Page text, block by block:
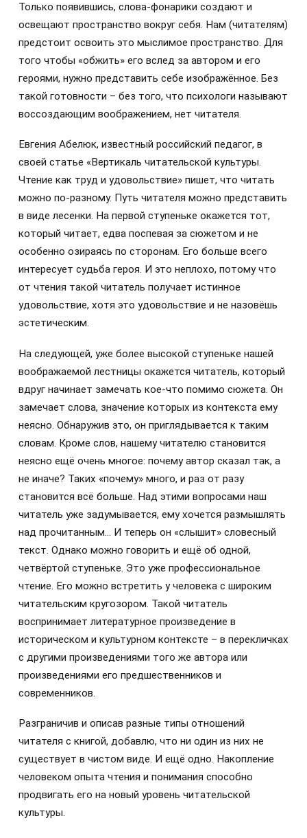
Только появившись, слова-фонарики создают и
освещают пространство вокруг себя. Нам (читателям)
предстоит освоить это мыслимое пространство. Для
того чтобы «обжить» его вслед за автором и его
героями, нужно представить себе изображённое. Без
такой готовности – без того, что психологи называют
воссоздающим воображением, нет читателя.
Евгения Абелюк, известный российский педагог, в
своей статье «Вертикаль читательской культуры.
Чтение как труд и удовольствие» пишет, что читать
можно по-разному. Путь читателя можно представить
в виде лесенки. На первой ступеньке окажется тот,
который читает, едва поспевая за сюжетом и не
особенно озираясь по сторонам. Его больше всего
интересует судьба героя. И это неплохо, потому что
от чтения такой читатель получает истинное
удовольствие, хотя это удовольствие и не назовёшь
эстетическим.
На следующей, уже более высокой ступеньке нашей
воображаемой лестницы окажется читатель, который
вдруг начинает замечать кое-что помимо сюжета. Он
замечает слова, значение которых из контекста ему
неясно. Обнаружив это, он приглядывается к таким
словам. Кроме слов, нашему читателю становится
неясно ещё очень многое: почему автор сказал так, а
не иначе? Таких «почему» много, и раз от разу
становится всё больше. Над этими вопросами наш
читатель уже задумывается, ему хочется размышлять
над прочитанным… И теперь он «слышит» словесный
текст. Однако можно говорить и ещё об одной,
четвёртой ступеньке. Это уже профессиональное
чтение. Его можно встретить у человека с широким
читательским кругозором. Такой читатель
воспринимает литературное произведение в
историческом и культурном контексте – в перекличках
с другими произведениями того же автора или
произведениями его предшественников и
современников.
Разграничив и описав разные типы отношений
читателя с книгой, добавлю, что ни один из них не
существует в чистом виде. И ещё одно. Накопление
человеком опыта чтения и понимания способно
продвигать его на новый уровень читательской
культуры.